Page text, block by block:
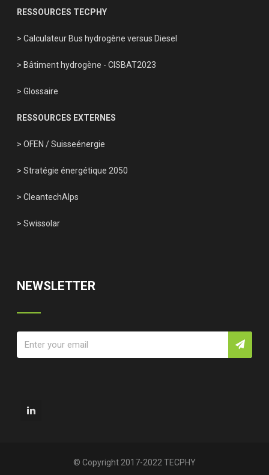
RESSOURCES TECPHY
> Calculateur Bus hydrogène versus Diesel
> Bâtiment hydrogène - CISBAT2023
> Glossaire
RESSOURCES EXTERNES
> OFEN /Suisseénergie
> Stratégie énergétique 2050
> CleantechAlps
> Swissolar
NEWSLETTER
© Copyright 2017-2022 TECPHY